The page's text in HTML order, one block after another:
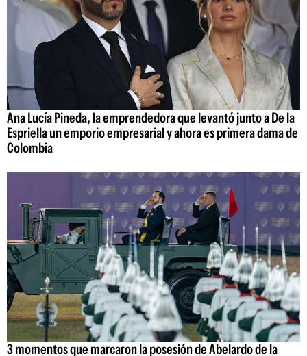
Ana Lucía Pineda, la emprendedora que levantó junto a De la
Espriella un emporio empresarial y ahora es primera dama de
Colombia
3 momentos que marcaron la posesión de Abelardo de la